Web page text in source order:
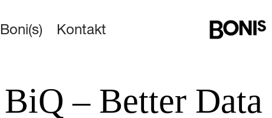
Boni(s) Kontakt
BiQ – Better